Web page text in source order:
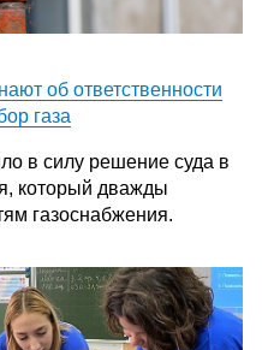
об ответственности
газа
в силу решение суда в
который дважды
газоснабжения.